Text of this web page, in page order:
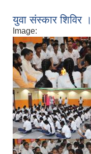
युवा संस्कार शिविर ।
Image: